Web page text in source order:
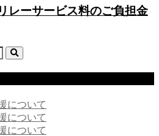
レーサービス料のご負担金
について
について
について